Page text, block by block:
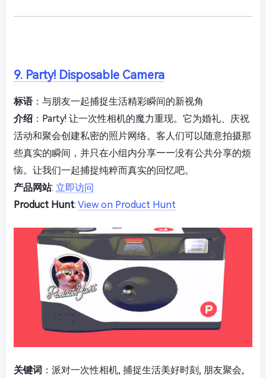
9. Party! Disposable Camera
标语：与朋友一起捕捉生活精彩瞬间的新视角
介绍 ：Party! 让一次性相机的魔力重现。它为婚礼、庆祝
活动和聚会创建私密的照片网络。客人们可以随意拍摄那
些真实的瞬间，并只在小组内分享——没有公共分享的烦
恼。让我们一起捕捉纯粹而真实的回忆吧。
产品网站: 立即访问
Product Hunt: View on Product Hunt
关键词 ：派对一次性相机, 捕捉生活美好时刻, 朋友聚会,